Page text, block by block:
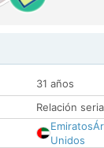
31 años
Relación seria
Unidos